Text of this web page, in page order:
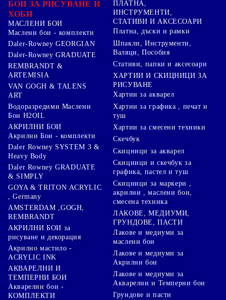
БОИ ЗА РИСУВАНЕ И
ХОБИ
МАСЛЕНИ БОИ
Маслени бои - комплекти
Daler-Rowney GEORGIAN
Daler-Rowney GRADUATE
REMBRANDT &
ARTEMISIA
VAN GOGH & TALENS
ART
Водоразредими Маслени
Бои H2OIL
АКРИЛНИ БОИ
Акрилни Бои - комплекти
Daler Rowney SYSTEM 3 &
Heavy Body
Daler Rowney GRADUATE
& SIMPLY
GOYA & TRITON АCRYLIC
, Germany
AMSTERDAM ,GOGH,
REMBRANDT
АКРИЛНИ БОИ за
рисуване и декорация
Акрилно мастило -
ACRYLIC INK
АКВАРЕЛНИ И
ТЕМПЕРНИ БОИ
Акварелни бои -
КОМПЛЕКТИ
ПЛАТНА,
ИНСТРУМЕНТИ,
СТАТИВИ И АКСЕСОАРИ
Платна, дъски и рамки
Шпакли, Инструменти,
Валяци, Пособия
Стативи, папки и аксесоари
ХАРТИИ И СКИЦНИЦИ ЗА
РИСУВАНЕ
Хартии за акварел
Хартии за графика , печат и
туш
Хартии за смесени техники
Скечбук
Скицници за акварел
Скицници и скечбук за
графика, пастел и туш
Скицници за маркери ,
акрилни , маслени бои,
смесена техника
ЛАКОВЕ, МЕДИУМИ,
ГРУНДОВЕ, ПАСТИ
Лакове и медиуми за
маслени бои
Лакове и медиуми за
Акрилни бои
Лакове и медиуми за
Акварелни и Темперни бои
Грундове и пасти